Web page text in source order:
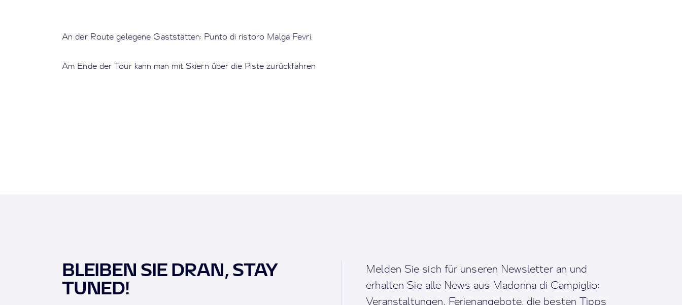
An der Route gelegene Gaststätten: Punto di ristoro Malga Fevri.
Am Ende der Tour kann man mit Skiern über die Piste zurückfahren
BLEIBEN SIE DRAN, STAY
TUNED!
Melden Sie sich für unseren Newsletter an und
erhalten Sie alle News aus Madonna di Campiglio:
Veranstaltungen, Ferienangebote, die besten Tipps